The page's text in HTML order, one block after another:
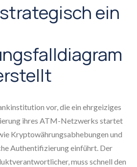
ein
vor, die ein ehrgeiziges
ihres ATM-Netzwerks startet
Kryptowährungsabhebungen und
Authentifizierung einführt. Der
muss schnell den